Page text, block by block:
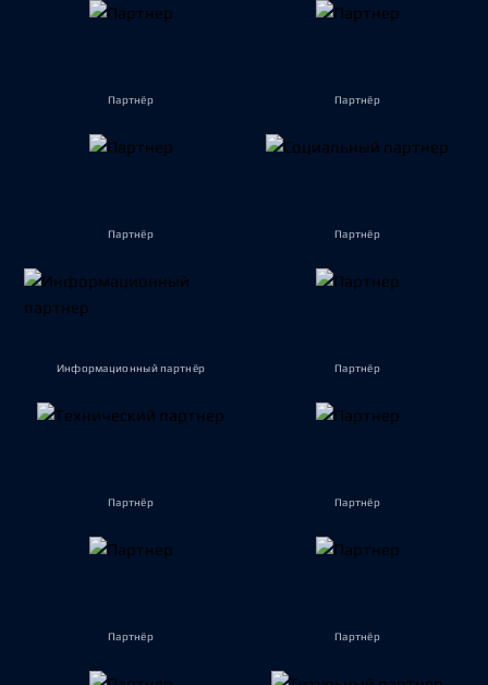
Партнёр Партнёр
Партнёр Партнёр
Информационный партнёр Партнёр
Партнёр Партнёр
Партнёр Партнёр